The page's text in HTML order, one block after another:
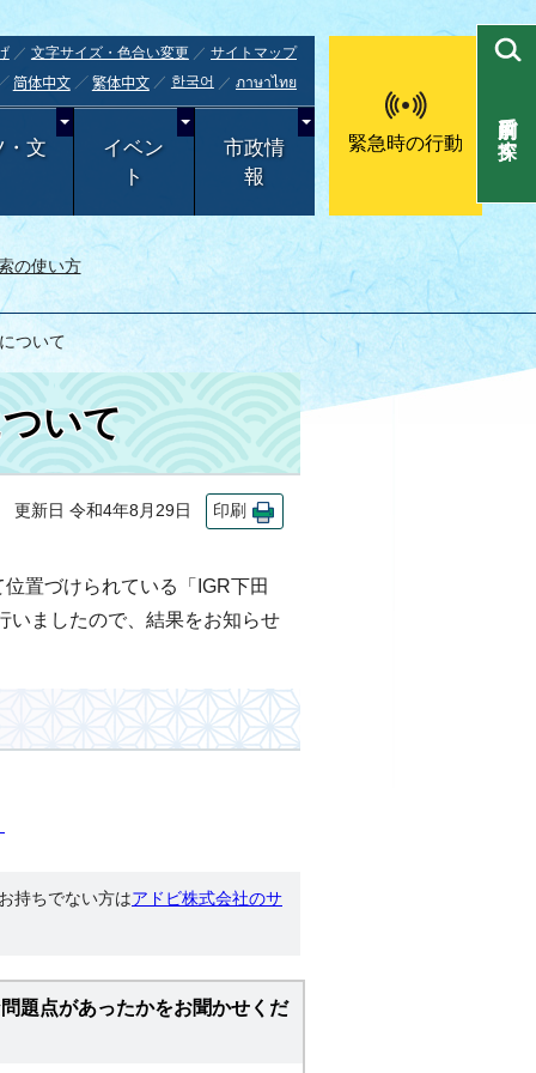
文字サイズ・色合い変更
サイトマップ
简体中文 繁体中文 한국어 ภาษาไทย
・文
イベン
ト
市政情
報
緊急時の行動
の使い方
目的別で探す
ついて
いて
更新日 令和4年8月29日 印刷
置づけられている「IGR下田
いましたので、結果をお知らせ
持ちでない方はアドビ株式会社のサ
題点があったかをお聞かせくだ